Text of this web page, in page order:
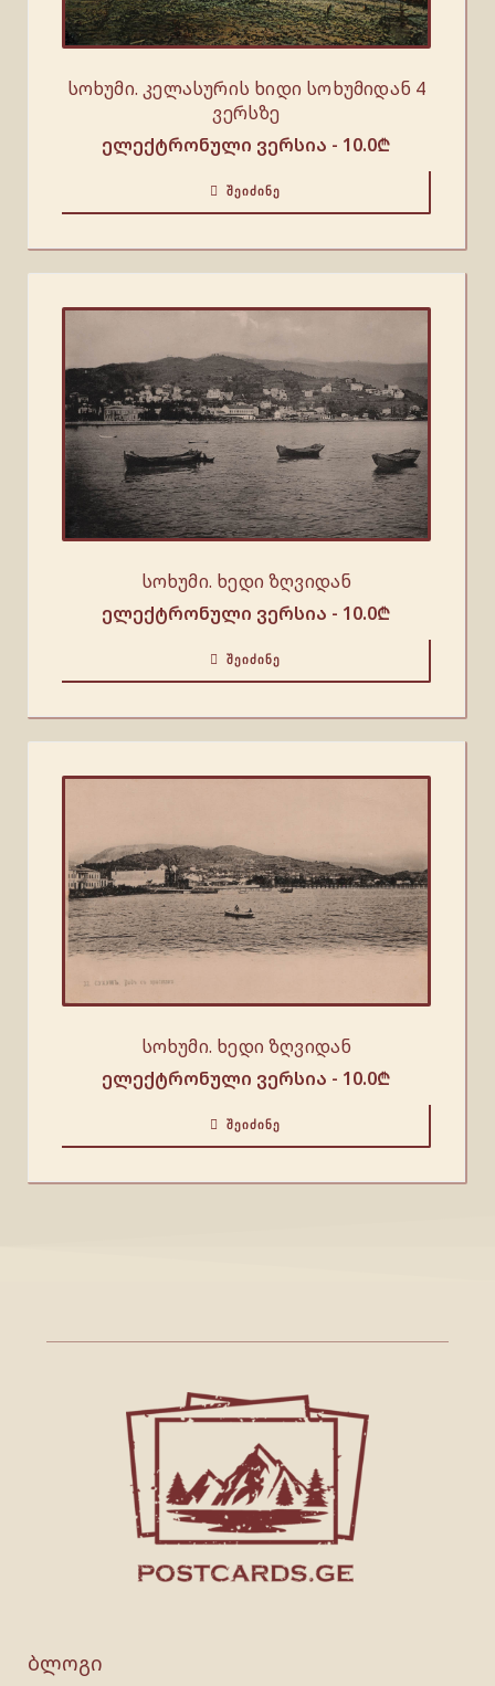
სოხუმი. კელასურის ხიდი სოხუმიდან 4
ვერსზე
ელექტრონული ვერსია - 10.0₾
ᲨᲔᲘᲫᲘᲜᲔ
სოხუმი. ხედი ზღვიდან
ელექტრონული ვერსია - 10.0₾
ᲨᲔᲘᲫᲘᲜᲔ
სოხუმი. ხედი ზღვიდან
ელექტრონული ვერსია - 10.0₾
ᲨᲔᲘᲫᲘᲜᲔ
ბლოგი